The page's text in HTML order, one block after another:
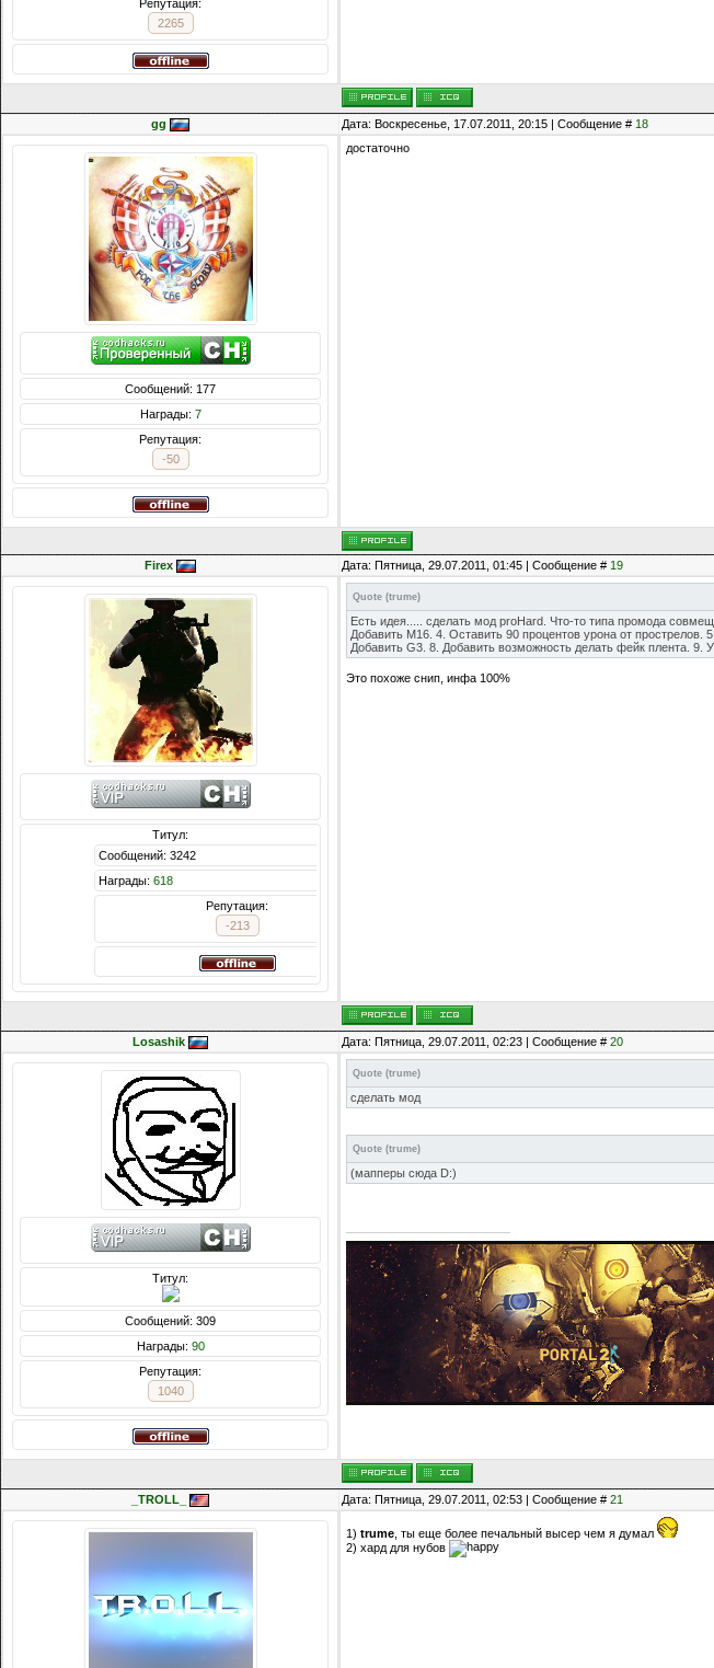
Репутация:
2265
gg Дата: Воскресенье, 17.07.2011, 20:15 | Сообщение # 18
Сообщений: 177
Награды: 7
Репутация:
-50
достаточно
Firex Дата: Пятница, 29.07.2011, 01:45 | Сообщение # 19
Титул:
Quote (trume)
Есть идея..... сделать мод proHard. Что-то типа промода
Добавить M16. 4. Оставить 90 процентов урона от прострелов.
Добавить G3. 8. Добавить возможность делать фейк плента. 9.
Это похоже снип, инфа 100%
Losashik Дата: Пятница, 29.07.2011, 02:23 | Сообщение # 20
Титул:
Сообщений: 309
Награды: 90
Репутация:
1040
Quote (trume)
сделать мод
Quote (trume)
(мапперы сюда D:)
_TROLL_ Дата: Пятница, 29.07.2011, 02:53 | Сообщение # 21
1) trume , ты еще более печальный высер чем я думал
2) хард для нубов